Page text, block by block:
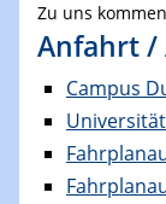
Zu uns kommen
Anfahrt /
Campus